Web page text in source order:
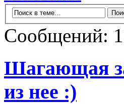
Сообщений:
Шагающая
из нее :)